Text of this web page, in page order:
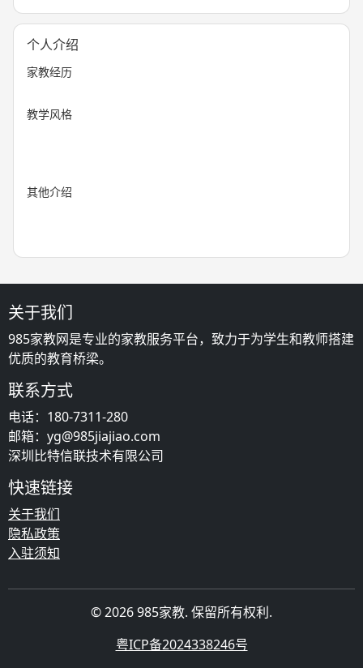
个人介绍
家教经历
教学风格
其他介绍
关于我们
985家教网是专业的家教服务平台，致力于为学生和教师搭建
优质的教育桥梁。
联系方式
电话：180-7311-280
邮箱：yg@985jiajiao.com
深圳比特信联技术有限公司
快速链接
关于我们
隐私政策
入驻须知
© 2026 985家教. 保留所有权利.
粤ICP备2024338246号